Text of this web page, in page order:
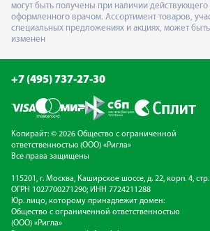
могут быть получены при наличии действующего
оформленного врачом. Ассортимент товаров,
специальных предложениях и акциях, может
изменен
+7 (495) 737-27-30
Копирайт: © 2026 Общество с ограниченной
ответственностью (ООО) «Ригла»
Все права защищены
115201, г. Москва, Каширское шоссе, д. 22, корп. 4, стр.
ОГРН 1027700271290; ИНН 7724211288
Юр. лицо, которому принадлежит домен:
Общество с ограниченной ответственностью
(ООО) «Ригла»